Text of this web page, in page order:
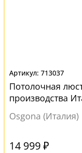
713037
Потолочная
производства
Osgona (Италия)
14 999 ₽